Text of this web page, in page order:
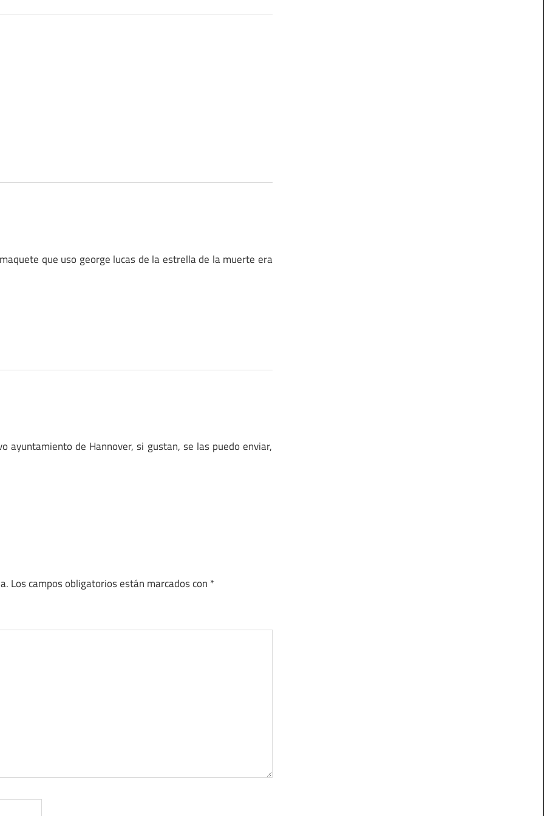
que uso george lucas de la estrella de la muerte era
ayuntamiento de Hannover, si gustan, se las puedo enviar,
Los campos obligatorios están marcados con *